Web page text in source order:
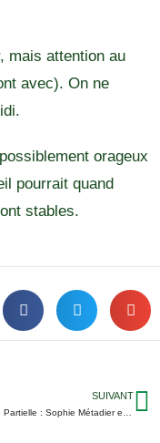
mais attention au
avec). On ne
orageux
pourrait quand
stables.
SUIVANT